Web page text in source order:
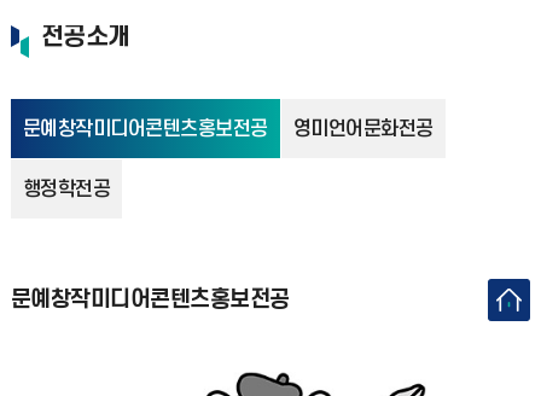
전공소개
문예창작미디어콘텐츠홍보전공 영미언어문화전공
행정학전공
문예창작미디어콘텐츠홍보전공